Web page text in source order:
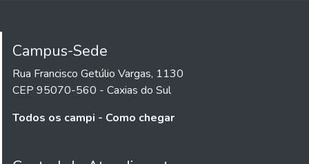
Campus-Sede
Rua Francisco Getúlio Vargas, 1130
CEP 95070-560 - Caxias do Sul
Todos os campi - Como chegar